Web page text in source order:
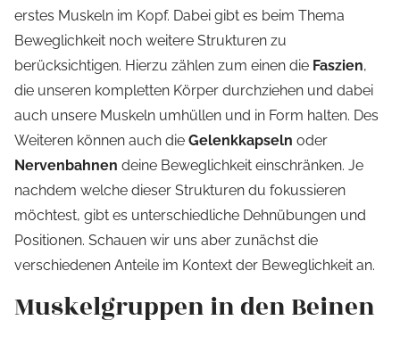
erstes Muskeln im Kopf. Dabei gibt es beim Thema
Beweglichkeit noch weitere Strukturen zu
berücksichtigen. Hierzu zählen zum einen die Faszien,
die unseren kompletten Körper durchziehen und dabei
auch unsere Muskeln umhüllen und in Form halten. Des
Weiteren können auch die Gelenkkapseln oder
Nervenbahnen deine Beweglichkeit einschränken. Je
nachdem welche dieser Strukturen du fokussieren
möchtest, gibt es unterschiedliche Dehnübungen und
Positionen. Schauen wir uns aber zunächst die
verschiedenen Anteile im Kontext der Beweglichkeit an.
Muskelgruppen in den Beinen